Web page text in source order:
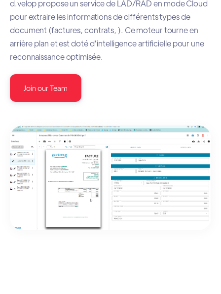
d.velop propose un service de LAD/RAD en mode Cloud
pour extraire les informations de différents types de
document (factures, contrats, ). Ce moteur tourne en
arrière plan et est doté d’intelligence artificielle pour une
reconnaissance optimisée.
Join our Team